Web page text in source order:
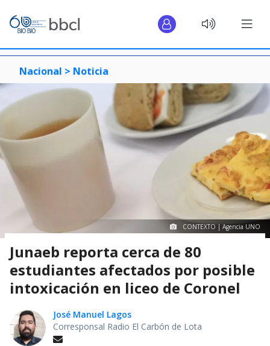
Nacional > Noticia
CONTEXTO | Agencia UNO
Junaeb reporta cerca de 80
estudiantes afectados por posible
intoxicación en liceo de Coronel
José Manuel Lagos
Corresponsal Radio El Carbón de Lota